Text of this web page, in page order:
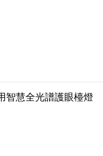
智慧全光譜護眼檯燈